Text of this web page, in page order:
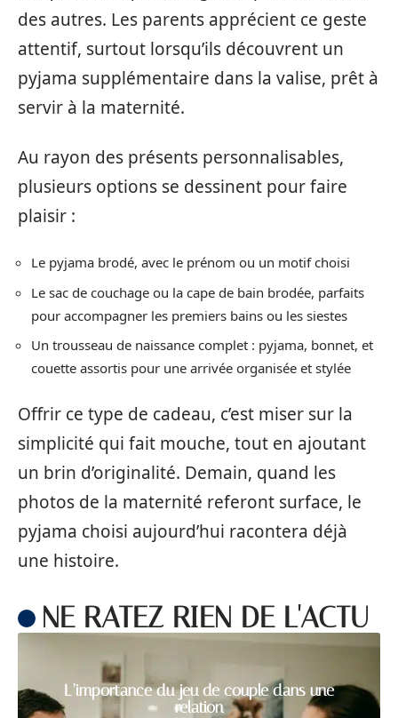
des autres. Les parents apprécient ce geste
attentif, surtout lorsqu’ils découvrent un
pyjama supplémentaire dans la valise, prêt à
servir à la maternité.
Au rayon des présents personnalisables,
plusieurs options se dessinent pour faire
plaisir :
Le pyjama brodé, avec le prénom ou un motif choisi
Le sac de couchage ou la cape de bain brodée, parfaits
pour accompagner les premiers bains ou les siestes
Un trousseau de naissance complet : pyjama, bonnet, et
couette assortis pour une arrivée organisée et stylée
Offrir ce type de cadeau, c’est miser sur la
simplicité qui fait mouche, tout en ajoutant
un brin d’originalité. Demain, quand les
photos de la maternité referont surface, le
pyjama choisi aujourd’hui racontera déjà
une histoire.
NE RATEZ RIEN DE L'ACTU
L’importance du jeu de couple dans une
relation